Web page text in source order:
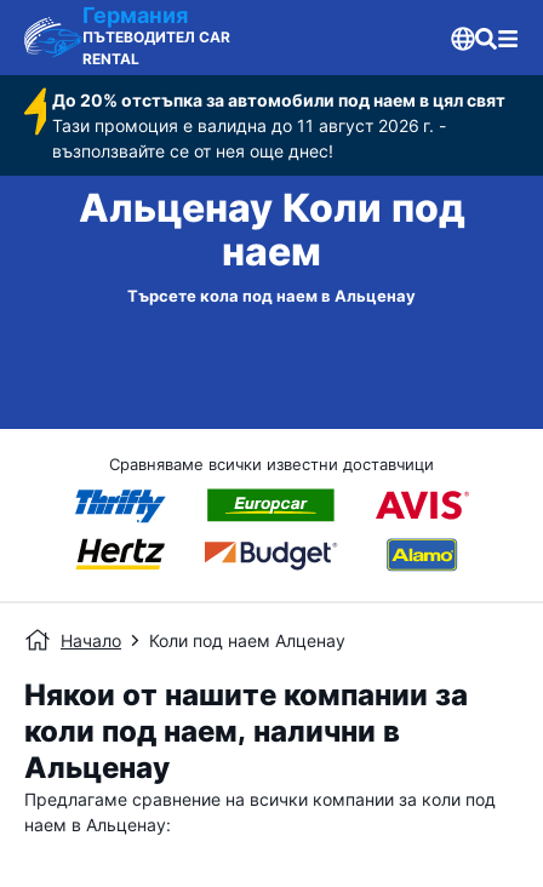
Германия
ПЪТЕВОДИТЕЛ CAR
RENTAL
До 20% отстъпка за автомобили под наем в цял свят
Тази промоция е валидна до 11 август 2026 г. -
възползвайте се от нея още днес!
Альценау Коли под
наем
Търсете кола под наем в Альценау
Сравняваме всички известни доставчици
Начало Коли под наем Алценау
Някои от нашите компании за
коли под наем, налични в
Альценау
Предлагаме сравнение на всички компании за коли под
наем в Альценау: